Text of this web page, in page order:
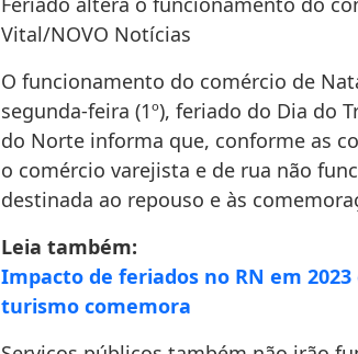
Vital/NOVO Notícias
O funcionamento do comércio de
segunda-feira (1º), feriado do Dia do
do Norte informa que, conforme as
o comércio varejista e de rua não
destinada ao repouso e às
Leia também:
Impacto de feriados no RN em
turismo comemora